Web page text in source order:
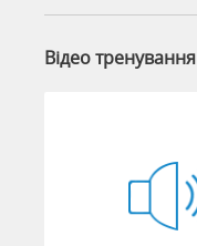
Відео тренування